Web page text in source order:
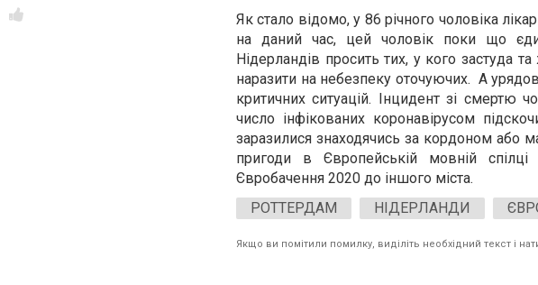
Як стало відомо, у 86 річного чоловіка
на даний час, цей чоловік поки що
Нідерландів просить тих, у кого застуда
наразити на небезпеку оточуючих. А
критичних ситуацій. Інцидент зі смертю
число інфікованих коронавірусом
заразилися знаходячись за кордоном або
пригоди в Європейській мовній
Євробачення 2020 до іншого міста.
РОТТЕРДАМ
НІДЕРЛАНДИ
Якщо ви помітили помилку, виділіть необхідний текст і